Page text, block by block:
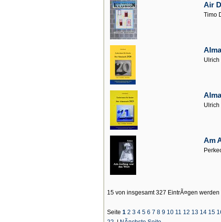
Air
Timo
Ulrich
Ulrich
Am
15 von insgesamt 327 EintrÃ¤gen
Seite 1 2 3 4 5 6 7 8 9 10 11 12 13 14 15